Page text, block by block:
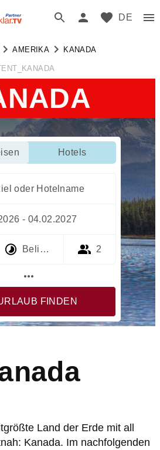
DE
AMERIKA KANADA
Hotels
oder Hotelname
- 04.02.2027
Beliebig 2
more_horiz
FINDEN
Land der Erde mit all
Kanada. Im nachfolgenden